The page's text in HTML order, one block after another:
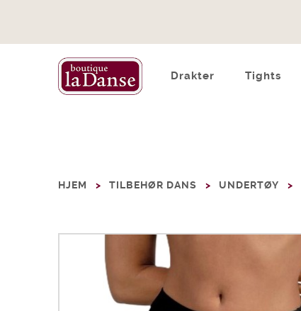
Drakter Tights
HJEM TILBEHØR DANS UNDERTØY